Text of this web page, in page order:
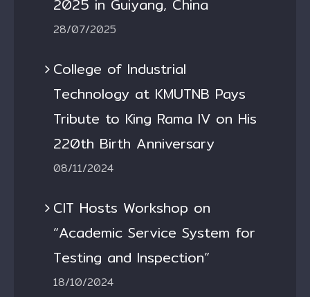
2025 in Guiyang, China
28/07/2025
College of Industrial
Technology at KMUTNB Pays
Tribute to King Rama IV on His
220th Birth Anniversary
08/11/2024
CIT Hosts Workshop on
“Academic Service System for
Testing and Inspection”
18/10/2024